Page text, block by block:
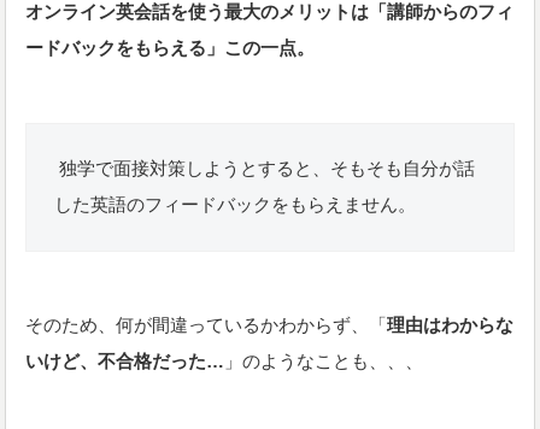
オンライン英会話を使う最大のメリットは「講師からのフィ
ードバックをもらえる」この一点。
独学で面接対策しようとすると、そもそも自分が話
した英語のフィードバックをもらえません。
そのため、何が間違っているかわからず、「 理由はわからな
いけど、不合格だった… 」のようなことも、、、